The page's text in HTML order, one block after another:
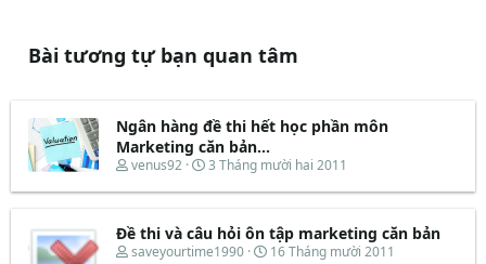
Bài tương tự bạn quan tâm
Ngân hàng đề thi hết học phần môn
Marketing căn bản...
T
r
a
d
venus92
N
à
b
ắ
3 Tháng mười hai 2011
Đề thi và câu hỏi ôn tập marketing căn bản
T
saveyourtime1990
N
16 Tháng mười 2011